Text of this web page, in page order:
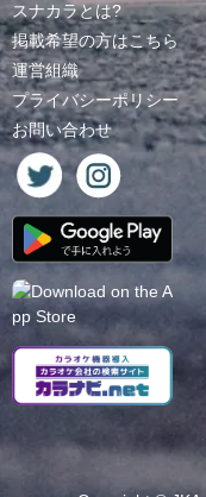
スナカラとは?
掲載希望の方はこちら
運営組織
プライバシーポリシー
お問い合わせ